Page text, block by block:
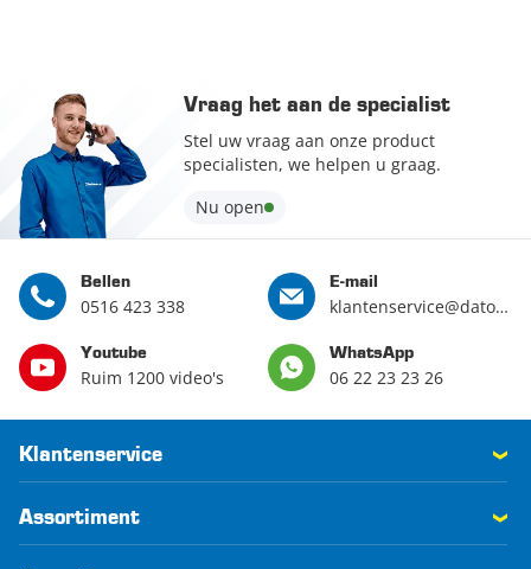
Vraag het aan de specialist
Stel uw vraag aan onze product
specialisten, we helpen u graag.
Nu open
Bellen
0516 423 338
E-mail
klantenservice@datona.nl
Youtube
Ruim 1200 video's
WhatsApp
06 22 23 23 26
Klantenservice
Assortiment